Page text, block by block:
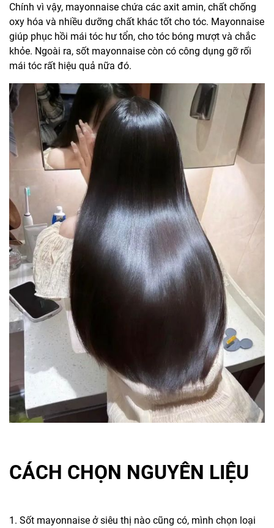
Chính vì vậy, mayonnaise chứa các axit amin, chất chống
oxy hóa và nhiều dưỡng chất khác tốt cho tóc. Mayonnaise
giúp phục hồi mái tóc hư tổn, cho tóc bóng mượt và chắc
khỏe. Ngoài ra, sốt mayonnaise còn có công dụng gỡ rối
mái tóc rất hiệu quả nữa đó.
CÁCH CHỌN NGUYÊN LIỆU
1. Sốt mayonnaise ở siêu thị nào cũng có, mình chọn loại